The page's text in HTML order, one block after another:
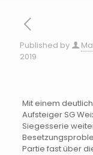
Published by
2019
Mit einem
Aufsteiger SG
Siegesserie
Partie fast über